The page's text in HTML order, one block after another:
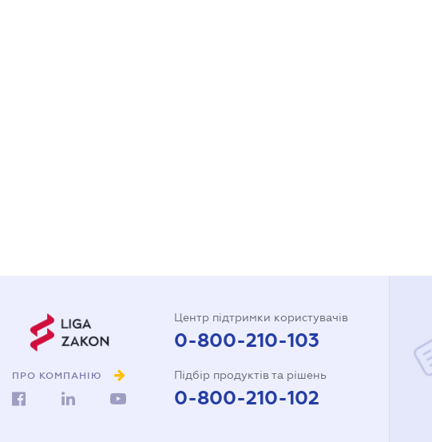
ПРО КОМПАНІЮ
Центр підтримки користувачів
0-800-210-103
Підбір продуктів та рішень
0-800-210-102